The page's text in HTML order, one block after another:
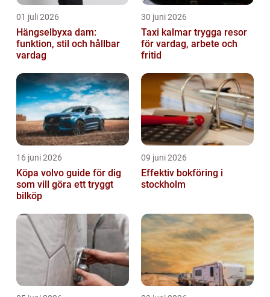
01 juli 2026
Hängselbyxa dam:
funktion, stil och hållbar
vardag
30 juni 2026
Taxi kalmar trygga resor
för vardag, arbete och
fritid
16 juni 2026
Köpa volvo guide för dig
som vill göra ett tryggt
bilköp
09 juni 2026
Effektiv bokföring i
stockholm